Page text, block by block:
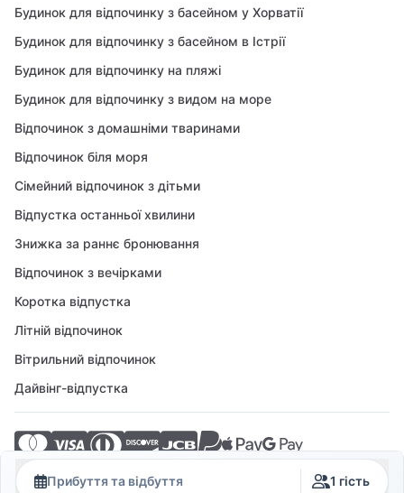
Прибуття та відбуття 1 гість
Будинок для відпочинку з басейном у Хорватії
Будинок для відпочинку з басейном в Істрії
Будинок для відпочинку на пляжі
Будинок для відпочинку з видом на море
Відпочинок з домашніми тваринами
Відпочинок біля моря
Сімейний відпочинок з дітьми
Відпустка останньої хвилини
Знижка за раннє бронювання
Відпочинок з вечірками
Коротка відпустка
Літній відпочинок
Вітрильний відпочинок
Дайвінг-відпустка
© 2026 Crovillas GmbH